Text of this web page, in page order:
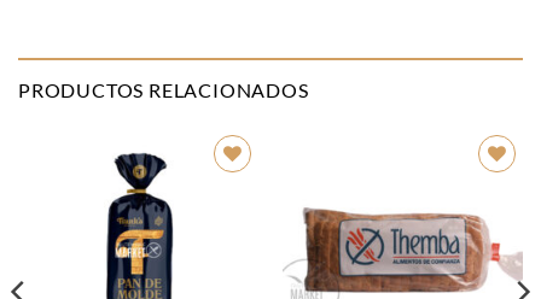
PRODUCTOS RELACIONADOS
lista de
deseos